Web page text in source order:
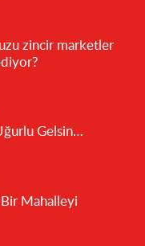
zincir marketler
OLSUN… Uğurlu Gelsin…
Mahalleyi